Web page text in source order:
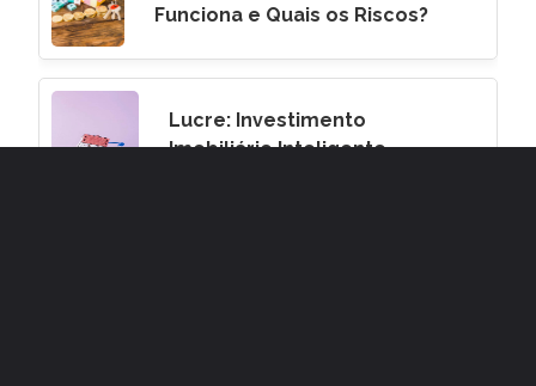
Funciona e Quais os Riscos?
Lucre: Investimento
Imobiliário Inteligente